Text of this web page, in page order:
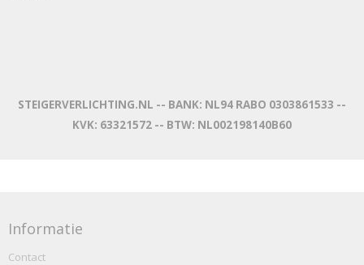
STEIGERVERLICHTING.NL -- BANK: NL94 RABO 0303861533 --
KVK: 63321572 -- BTW: NL002198140B60
Informatie
Contact